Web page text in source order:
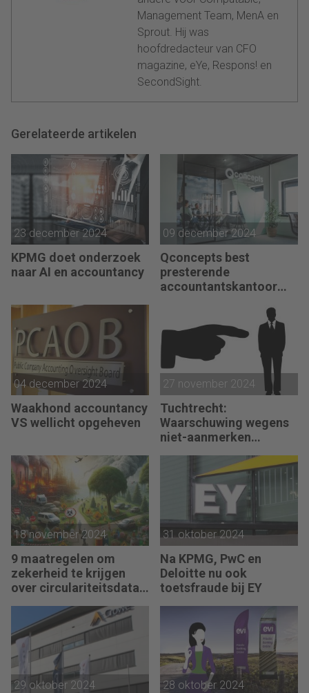
Management Team, MenA en
Sprout. Hij was
hoofdredacteur van CFO
magazine, eYe, Respons! en
SecondSight.
Gerelateerde artikelen
23 december 2024
KPMG doet onderzoek
naar AI en accountancy
09 december 2024
Qconcepts best
presterende
accountantskantoor
04 december 2024
Waakhond accountancy
VS wellicht opgeheven
27 november 2024
Tuchtrecht:
Waarschuwing wegens
niet-aanmerken
juridische kosten als
‘significante
aangelegenheid’
18 november 2024
9 maatregelen om
zekerheid te krijgen
over circulariteitsdata
31 oktober 2024
Na KPMG, PwC en
Deloitte nu ook
toetsfraude bij EY
29 oktober 2024 28 oktober 2024